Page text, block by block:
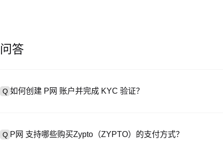
问答
Q 如何创建 P网 账户并完成 KYC 验证？
Q P网 支持哪些购买Zypto（ZYPTO）的支付方式？